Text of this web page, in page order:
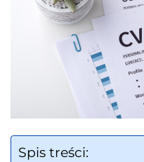
Spis treści: